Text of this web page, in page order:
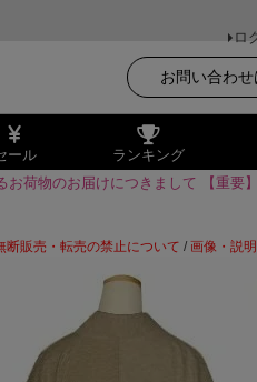
ロ
お問い合わせ
ール ランキング
お荷物のお届けにつきまして
【重要
断販売・転売の禁止について / 画像・説